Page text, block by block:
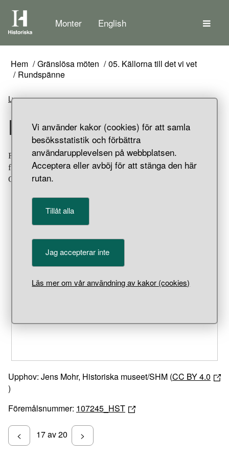
Vi använder kakor (cookies) för att samla
besöksstatistik och förbättra
användarupplevelsen på webbplatsen.
Acceptera eller avböj för att stänga den här
rutan.
Tillåt alla
Jag accepterar inte
Läs mer om vår användning av kakor (cookies)
Monter English
Hem Gränslösa möten
05. Källorna till det vi vet
Rundspänne
Lyssna
Rundspänne
Förgyllt rundspänne av silver. Fliligranornerat med en
flätad kringeldekor. Del av skattfynd funnet i
Oppmannasjön, Oppmanna socken, Skåne.
TileSource
Upphov: Jens Mohr, Historiska museet/SHM (CC BY 4.0
)
Föremålsnummer: 107245_HST
< 17 av 20 >